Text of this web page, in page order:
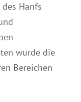
Hanfs
wurde die
Bereichen